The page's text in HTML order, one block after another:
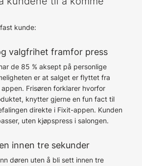
kunde:
valgfrihet framfor press
de 85 % aksept på personlige
er at salget er flyttet fra
Frisøren forklarer hvorfor
knytter gjerne en fun fact til
direkte i Fixit-appen. Kunden
uten kjøpspress i salongen.
innen tre sekunder
døren uten å bli sett innen tre